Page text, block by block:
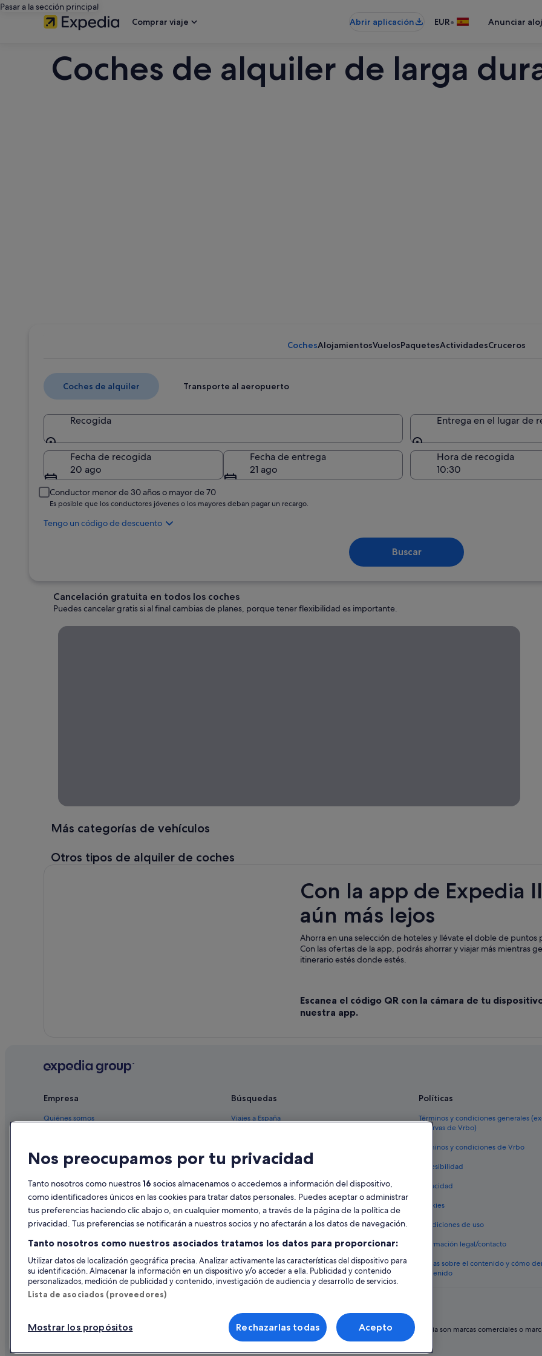
Pasar a la sección principal
Comprar viaje
Abrir aplicación EUR• Anunciar
Coches de alquiler de larga
CochesAlojamientosVuelosPaquetesActividadesCruceros
Coches de alquiler Transporte al aeropuerto
Recogida
Recogida
Entrega en el lugar de
Entrega en el lugar de
Fecha de recogida
20 ago
Fecha de entrega
21 ago
Hora de recogida
Conductor menor de 30 años o mayor de 70
Es posible que los conductores jóvenes o los mayores deban pagar un recargo.
Tengo un código de descuento
Buscar
Cancelación gratuita en todos los coches
Puedes cancelar gratis si al final cambias de planes, porque tener flexibilidad es importante.
de coche
duración
coche durante
Más categorías de vehículos
Otros tipos de alquiler de coches
Con la app de Expedia
aún más lejos
Ahorra en una selección de hoteles y llévate el doble de puntos
Con las ofertas de la app, podrás ahorrar y viajar más mientras
itinerario estés donde estés.
Escanea el código QR con la cámara de tu
nuestra app.
Empresa
Quiénes somos
Anuncia tu alojamiento
Prensa
Búsquedas
Viajes a España
Alquileres vacacionales España
Vuelos baratos en España
Alquiler de coches en España
Políticas
Términos y condiciones generales
reservas de Vrbo)
Términos y condiciones de Vrbo
Accesibilidad
Privacidad
Cookies
Condiciones de uso
Información legal/contacto
Pautas sobre el contenido y cómo
contenido
© 2026 Expedia, Inc., una empresa de Expedia Group. Todos los derechos reservados. Expedia y el logotipo de Expedia son marcas comerciales o
Nos preocupamos por tu privacidad
Tanto nosotros como nuestros16 socios almacenamos o accedemos a información del dispositivo,
como identificadores únicos en las cookies para tratar datos personales. Puedes aceptar o administrar
tus preferencias haciendo clic abajo o, en cualquier momento, a través de la página de la política de
privacidad. Tus preferencias se notificarán a nuestros socios y no afectarán a los datos de navegación.
Tanto nosotros como nuestros asociados tratamos los datos para proporcionar:
Utilizar datos de localización geográfica precisa. Analizar activamente las características del dispositivo para
su identificación. Almacenar la información en un dispositivo y/o acceder a ella. Publicidad y contenido
personalizados, medición de publicidad y contenido, investigación de audiencia y desarrollo de servicios.
Lista de asociados (proveedores)
Mostrar los propósitos Rechazarlas todas Acepto